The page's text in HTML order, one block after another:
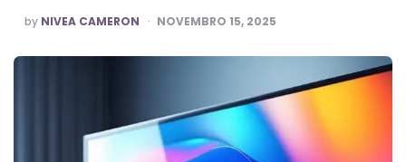
POSTED
BY
by NIVEA CAMERON NOVEMBRO 15, 2025